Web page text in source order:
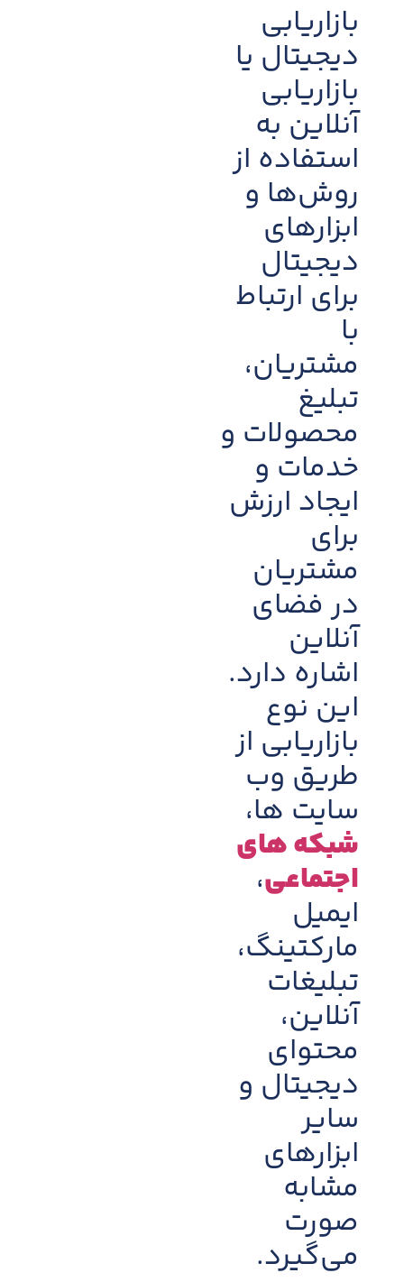
بازاریابی
دیجیتال یا
بازاریابی
آنلاین به
استفاده از
روش‌ها و
ابزارهای
دیجیتال
برای ارتباط
با
مشتریان،
تبلیغ
محصولات و
خدمات و
ایجاد ارزش
برای
مشتریان
در فضای
آنلاین
اشاره دارد.
این نوع
بازاریابی از
طریق وب
سایت ها،
شبکه های
اجتماعی،
ایمیل
مارکتینگ،
تبلیغات
آنلاین،
محتوای
دیجیتال و
سایر
ابزارهای
مشابه
صورت
می‌گیرد.